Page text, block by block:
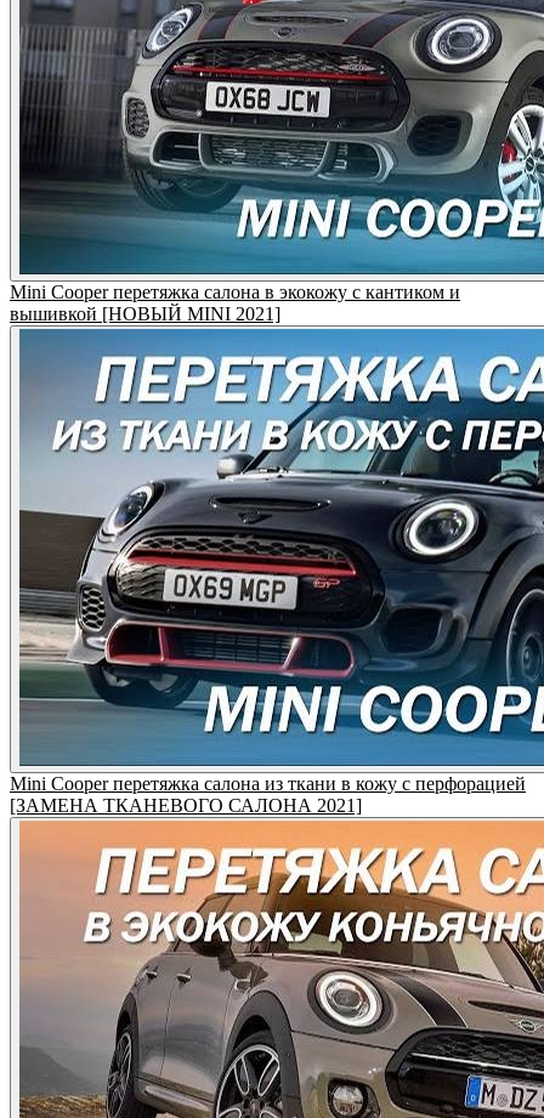
Mini Cooper перетяжка салона в экокожу с кантиком и
вышивкой [НОВЫЙ MINI 2021]
Mini Cooper перетяжка салона из ткани в кожу с перфорацией
[ЗАМЕНА ТКАНЕВОГО САЛОНА 2021]